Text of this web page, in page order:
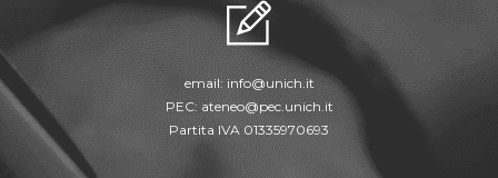
email: info@unich.it
PEC: ateneo@pec.unich.it
Partita IVA 01335970693